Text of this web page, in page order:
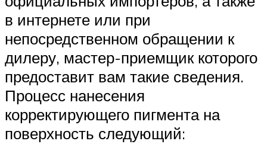
в интернете или при
непосредственном обращении к
дилеру, мастер-приемщик которого
предоставит вам такие сведения.
Процесс нанесения
корректирующего пигмента на
поверхность следующий: